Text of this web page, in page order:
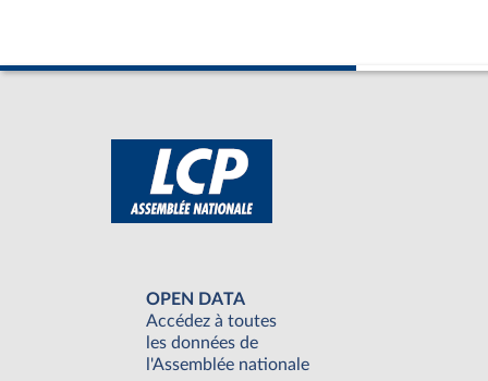
OPEN DATA
Accédez à toutes
les données de
l'Assemblée nationale